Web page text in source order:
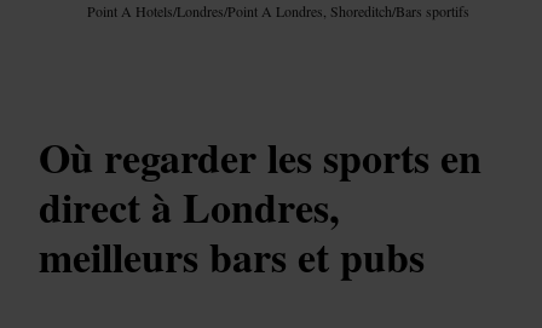
Point A Hotels/Londres/Point A Londres, Shoreditch/Bars sportifs
Où regarder les sports en
direct à Londres,
meilleurs bars et pubs